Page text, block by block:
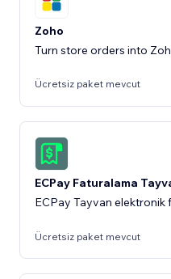
Zoho
Turn store orders into
Ücretsiz paket mevcut
ECPay Faturalama
ECPay Tayvan
Ücretsiz paket mevcut